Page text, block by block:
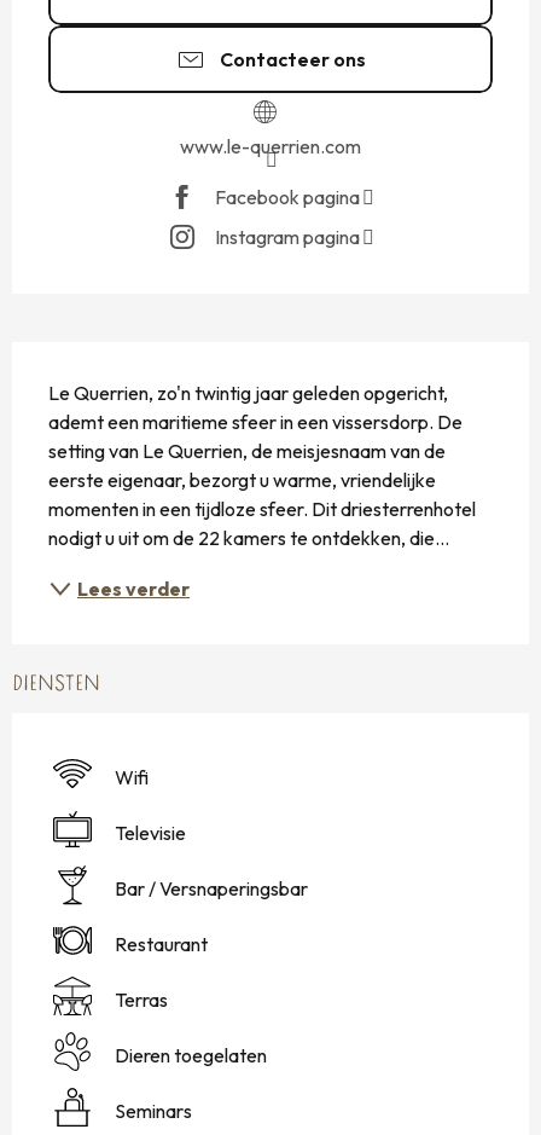
Contacteer ons
www.le-querrien.com
Facebook pagina
Instagram pagina
Le Querrien, zo'n twintig jaar geleden opgericht,
ademt een maritieme sfeer in een vissersdorp. De
setting van Le Querrien, de meisjesnaam van de
eerste eigenaar, bezorgt u warme, vriendelijke
momenten in een tijdloze sfeer. Dit driesterrenhotel
nodigt u uit om de 22 kamers te ontdekken, die...
Lees verder
DIENSTEN
Wifi
Televisie
Bar / Versnaperingsbar
Restaurant
Terras
Dieren toegelaten
Seminars